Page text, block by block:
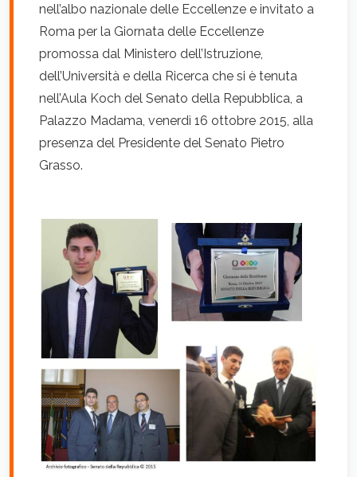
nell’albo nazionale delle Eccellenze e invitato a
Roma per la Giornata delle Eccellenze
promossa dal Ministero dell’Istruzione,
dell’Università e della Ricerca che si è tenuta
nell’Aula Koch del Senato della Repubblica, a
Palazzo Madama, venerdì 16 ottobre 2015, alla
presenza del Presidente del Senato Pietro
Grasso.